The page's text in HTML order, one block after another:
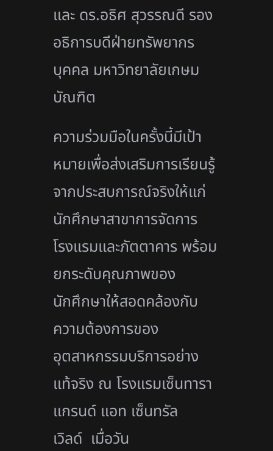
และ ดร.อธิศ สุวรรณดี รอง
อธิการบดีฝ่ายทรัพยากร
บุคคล มหาวิทยาลัยเกษม
บัณฑิต
ความร่วมมือในครั้งนี้มีเป้า
หมายเพื่อส่งเสริมการเรียนรู้
จากประสบการณ์จริงให้แก่
นักศึกษาสาขาการจัดการ
โรงแรมและภัตตาคาร พร้อม
ยกระดับคุณภาพของ
นักศึกษาให้สอดคล้องกับ
ความต้องการของ
อุตสาหกรรมบริการอย่าง
แท้จริง ณ โรงแรมเซ็นทารา
แกรนด์ แอท เซ็นทรัล
เวิลด์ เมื่อวัน